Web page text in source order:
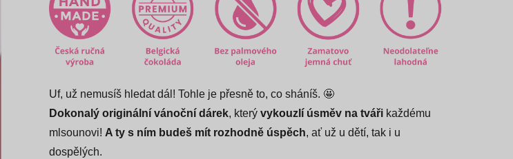
je
5,0
Uf, už nemusíš hledat dál! Tohle je přesně to, co sháníš. 🤩
Dokonalý originální vánoční dárek, který vykouzlí úsměv na tváři každému
mlsounovi! A ty s ním budeš mít rozhodně úspěch, ať už u dětí, tak i u
dospělých.